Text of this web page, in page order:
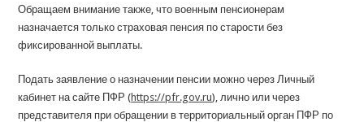
Обращаем внимание также, что военным пенсионерам
назначается только страховая пенсия по старости без
фиксированной выплаты.
Подать заявление о назначении пенсии можно через Личный
кабинет на сайте ПФР (https://pfr.gov.ru), лично или через
представителя при обращении в территориальный орган ПФР по